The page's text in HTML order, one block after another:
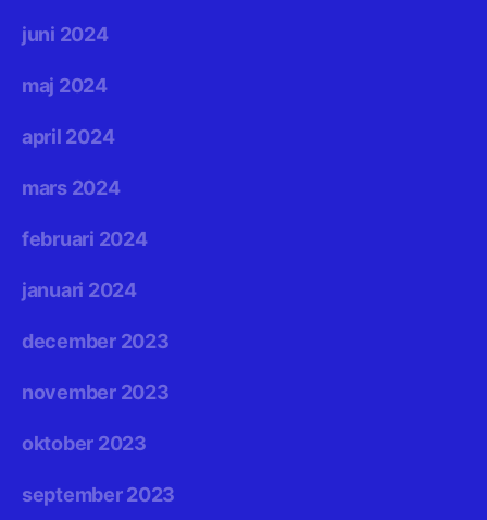
juni 2024
maj 2024
april 2024
mars 2024
februari 2024
januari 2024
december 2023
november 2023
oktober 2023
september 2023